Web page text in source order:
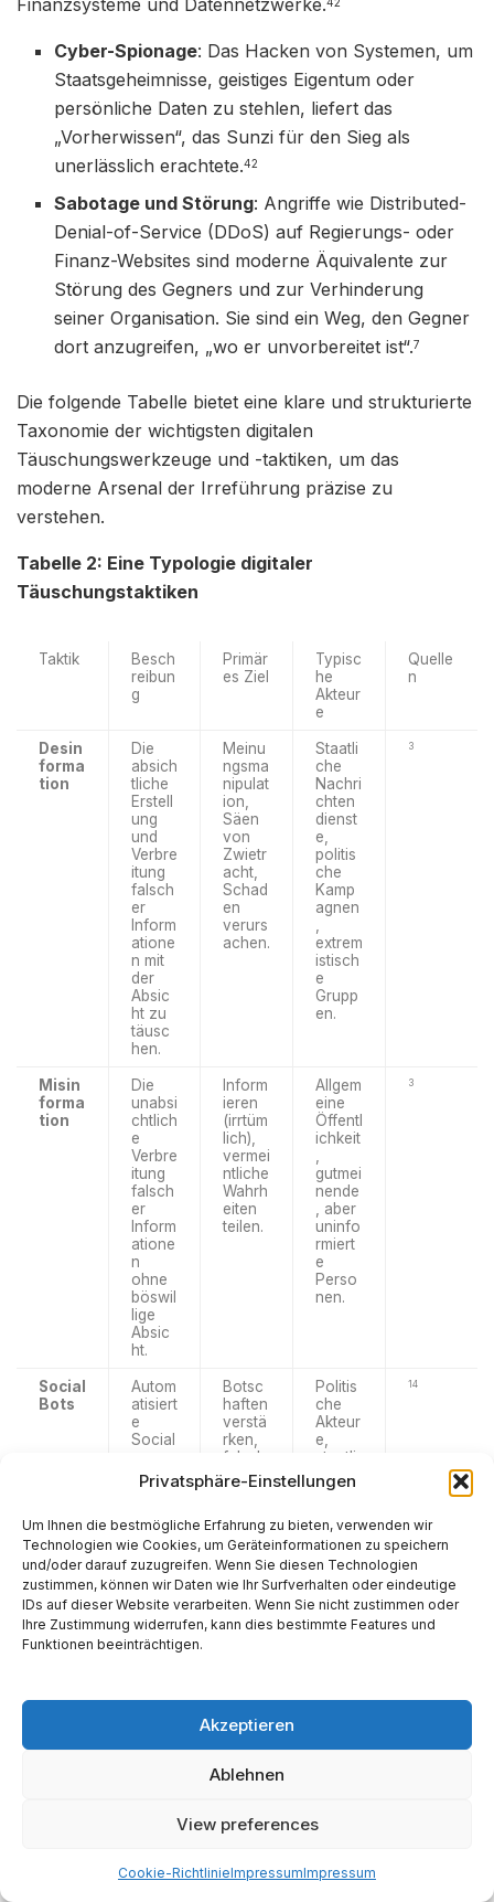
Privatsphäre-Einstellungen
Um Ihnen die bestmögliche Erfahrung zu bieten, verwenden wir
Technologien wie Cookies, um Geräteinformationen zu speichern
und/oder darauf zuzugreifen. Wenn Sie diesen Technologien
zustimmen, können wir Daten wie Ihr Surfverhalten oder eindeutige
IDs auf dieser Website verarbeiten. Wenn Sie nicht zustimmen oder
Ihre Zustimmung widerrufen, kann dies bestimmte Features und
Funktionen beeinträchtigen.
Akzeptieren
Ablehnen
View preferences
Cookie-RichtlinieImpressumImpressum
Cyber-Spionage: Das Hacken von Systemen, um
Staatsgeheimnisse, geistiges Eigentum oder
persönliche Daten zu stehlen, liefert das
„Vorherwissen“, das Sunzi für den Sieg als
unerlässlich erachtete.42
Sabotage und Störung: Angriffe wie Distributed-
Denial-of-Service (DDoS) auf Regierungs- oder
Finanz-Websites sind moderne Äquivalente zur
Störung des Gegners und zur Verhinderung
seiner Organisation. Sie sind ein Weg, den Gegner
dort anzugreifen, „wo er unvorbereitet ist“.7
Die folgende Tabelle bietet eine klare und strukturierte
Taxonomie der wichtigsten digitalen
Täuschungswerkzeuge und -taktiken, um das
moderne Arsenal der Irreführung präzise zu
verstehen.
Tabelle 2: Eine Typologie digitaler
Täuschungstaktiken
Taktik
Besch
reibun
g
Primär
es Ziel
Typisc
he
Akteur
e
Quelle
n
Desin
forma
tion
Die
absich
tliche
Erstell
ung
und
Verbre
itung
falsch
er
Inform
atione
n mit
der
Absic
ht zu
täusc
hen.
Meinu
ngsma
nipulat
ion,
Säen
von
Zwietr
acht,
Schad
en
verurs
achen.
Staatli
che
Nachri
chten
dienst
e,
politis
che
Kamp
agnen
extrem
istisch
e
Grupp
en.
3
Misin
forma
tion
Die
unabsi
chtlich
e
Verbre
itung
falsch
er
Inform
atione
n
ohne
böswil
lige
Absic
ht.
Inform
ieren
(irrtüm
lich),
vermei
ntliche
Wahrh
eiten
teilen.
Allgem
eine
Öffentl
ichkeit
gutmei
nende
, aber
uninfo
rmiert
e
Perso
nen.
3
Social
Bots
Autom
atisiert
e
Social
Media
n, die
progr
ammie
rt
sind,
um
wie
mensc
r zu
Botsc
haften
verstä
rken,
falsch
en
Konse
erzeu
gen,
abwei
chend
e
Meinu
ngen
Trend
s
manip
.
Politis
che
Akteur
e,
staatli
che
Akteur
komm
erziell
e
Spam
mer.
14
generi
erte
e
Bewei
Akteur